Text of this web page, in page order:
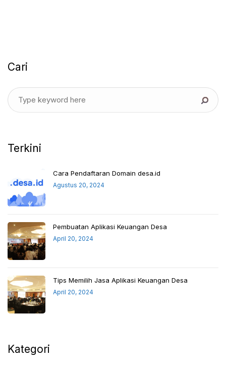
Cari
Terkini
Cara Pendaftaran Domain desa.id
Agustus 20, 2024
Pembuatan Aplikasi Keuangan Desa
April 20, 2024
Tips Memilih Jasa Aplikasi Keuangan Desa
April 20, 2024
Kategori